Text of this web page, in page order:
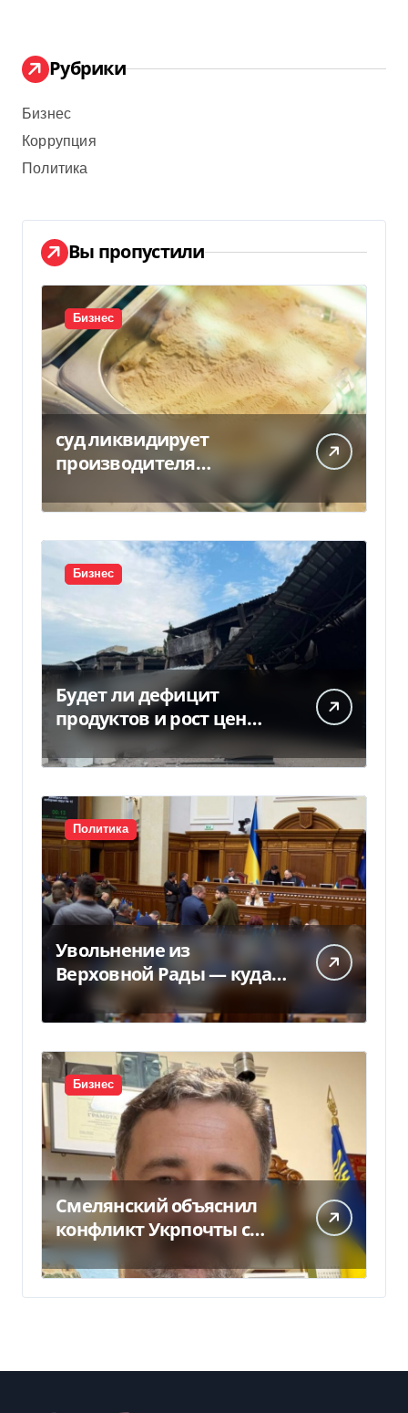
Рубрики
Бизнес
Коррупция
Политика
Вы пропустили
Бизнес
суд ликвидирует
производителя
Бизнес
Будет ли дефицит
продуктов и рост цен
после российских ударов
по складам
Политика
Увольнение из
Верховной Рады — куда
исчез 71 народный
депутат за семь лет
Бизнес
Смелянский объяснил
конфликт Укрпочты с
НБУ из-за платежек